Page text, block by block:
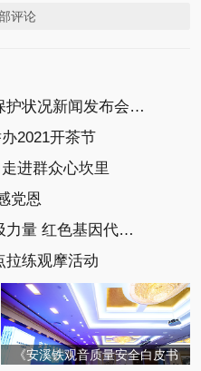
评论
泉州法院知识产权刑事司法保护状况新闻发布会召开
2021开茶节
进群众心坎里
党恩
安溪县第十八小学：学党史汲力量 红色基因代代传
拉练观摩活动
《安溪铁观音质量安全白皮书